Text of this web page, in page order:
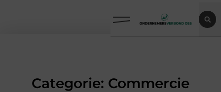
Categorie: Commercie